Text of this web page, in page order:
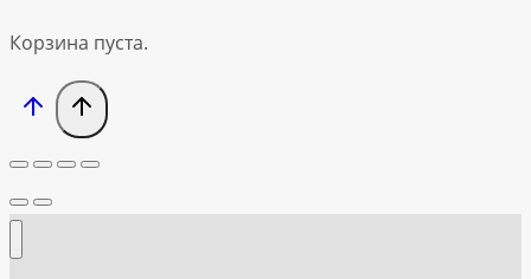
Корзина пуста.